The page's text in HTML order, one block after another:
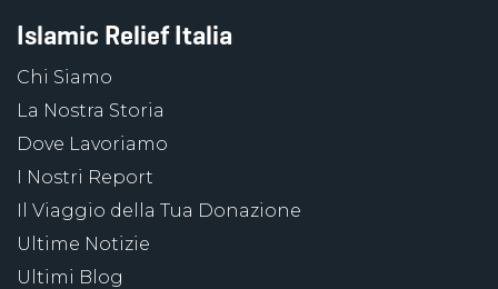
Islamic Relief Italia
Chi Siamo
La Nostra Storia
Dove Lavoriamo
I Nostri Report
Il Viaggio della Tua Donazione
Ultime Notizie
Ultimi Blog